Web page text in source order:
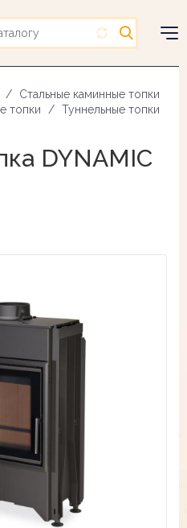
Стальные каминные топки
топки
Туннельные топки
DYNAMIC